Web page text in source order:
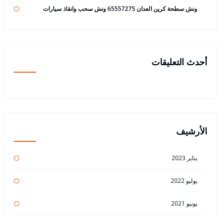
ونش سطحة كرين العدان 65557275 ونش سحب وانقاذ سيارات
أحدث التعليقات
الأرشيف
يناير 2023
يوليو 2022
يونيو 2021